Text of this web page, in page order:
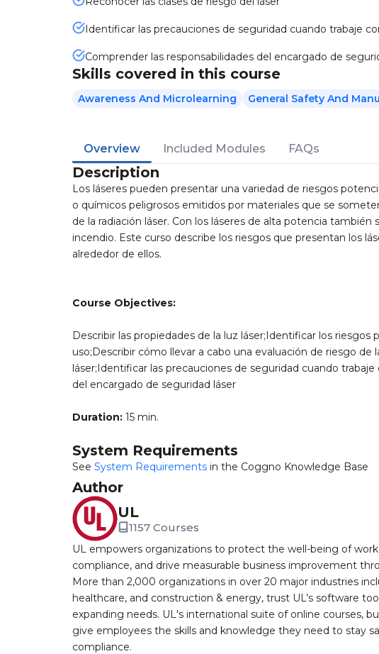
Identificar las precauciones de seguridad cuando trabaje
Comprender las responsabilidades del encargado de
Skills covered in this course
Awareness And Microlearning General Safety And
Overview Included Modules FAQs
Description
Los láseres pueden presentar una variedad de riesgos
o químicos peligrosos emitidos por materiales que se
de la radiación láser. Con los láseres de alta potencia
incendio. Este curso describe los riesgos que presentan los
alrededor de ellos.
Course Objectives:
Describir las propiedades de la luz láser;Identificar los riesgos
uso;Describir cómo llevar a cabo una evaluación de riesgo de
láser;Identificar las precauciones de seguridad cuando
del encargado de seguridad láser
Duration: 15 min.
System Requirements
See System Requirements in the Coggno Knowledge Base
Author
UL
1157 Courses
UL empowers organizations to protect the well-being of
compliance, and drive measurable business improvement
More than 2,000 organizations in over 20 major industries
healthcare, and construction & energy, trust UL’s software
expanding needs. UL's international suite of online courses,
give employees the skills and knowledge they need to stay
compliance.